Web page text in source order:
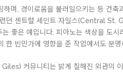
며, 경이로움을 불러일으키는 등 건
던 센트럴 세인트 자일스(Central
좋은 예입니다. 피아노는 색상을 도
한 빈민가에 영향을 준 작업에서도 분명
커뮤니티는 밝게 칠해진 외관의